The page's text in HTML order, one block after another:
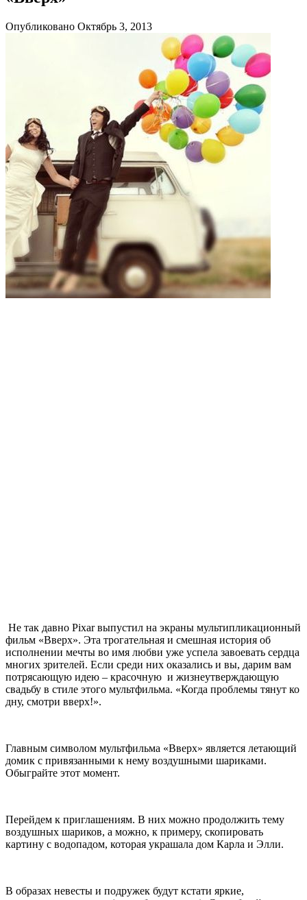
Опубликовано Октябрь 3, 2013
Не так давно Pixar выпустил на экраны мультипликационный
фильм «Вверх». Эта трогательная и смешная история об
исполнении мечты во имя любви уже успела завоевать сердца
многих зрителей. Если среди них оказались и вы, дарим вам
потрясающую идею – красочную и жизнеутверждающую
свадьбу в стиле этого мультфильма. «Когда проблемы тянут ко
дну, смотри вверх!».
Главным символом мультфильма «Вверх» является летающий
домик с привязанными к нему воздушными шариками.
Обыграйте этот момент.
Перейдем к приглашениям. В них можно продолжить тему
воздушных шариков, а можно, к примеру, скопировать
картину с водопадом, которая украшала дом Карла и Элли.
В образах невесты и подружек будут кстати яркие,